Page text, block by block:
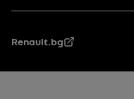
Renault.bg